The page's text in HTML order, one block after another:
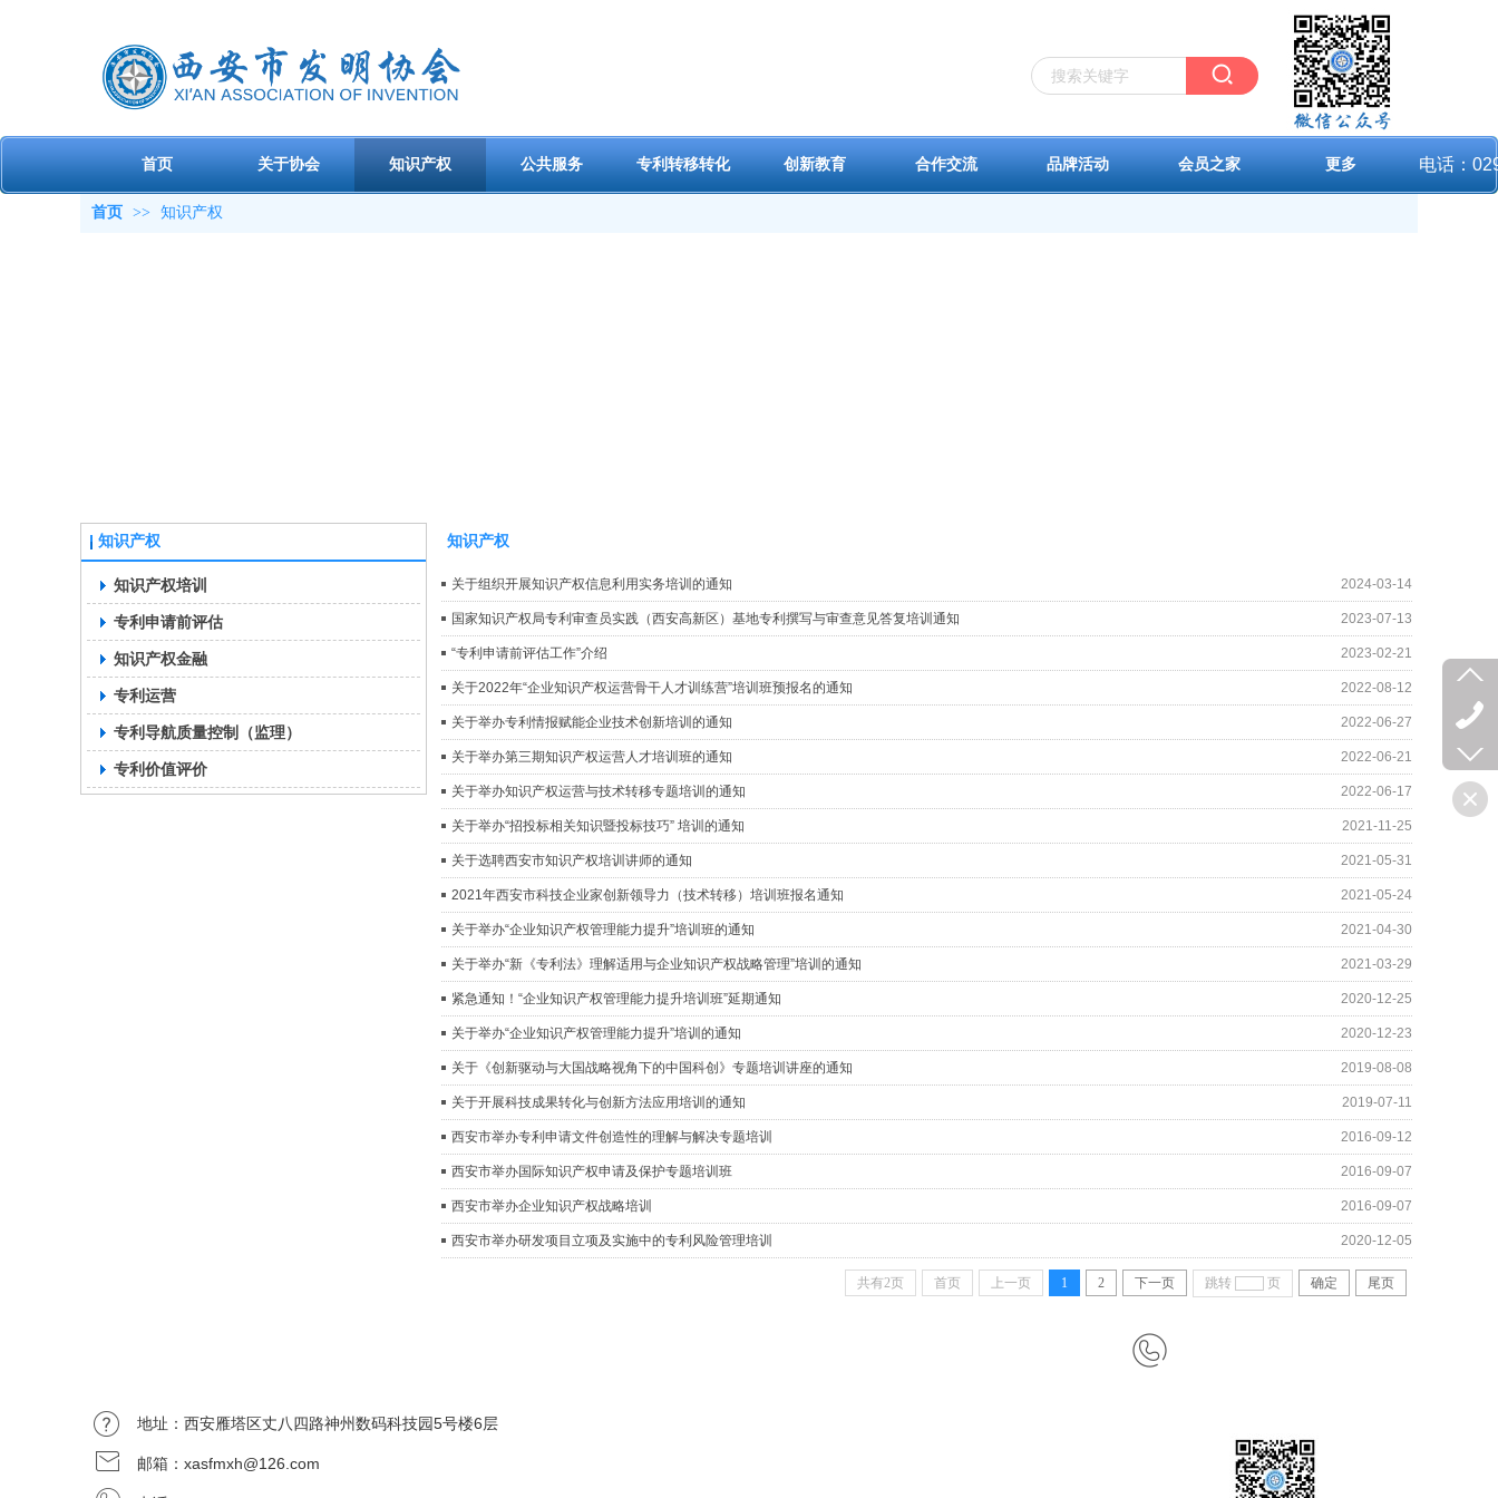
电话：
首页 关于协会 知识产权 公共服务 专利转移转化 创新教育 合作交流 品牌活动 会员之家 更多
首页 >> 知识产权
知识产权
知识产权培训
专利申请前评估
知识产权金融
专利运营
专利导航质量控制（监理）
专利价值评价
知识产权
关于组织开展知识产权信息利用实务培训的通知 2024-03-14
国家知识产权局专利审查员实践（西安高新区）基地专利撰写与审查意见答复培训通知 2023-07-13
“专利申请前评估工作”介绍 2023-02-21
关于2022年“企业知识产权运营骨干人才训练营”培训班预报名的通知 2022-08-12
关于举办专利情报赋能企业技术创新培训的通知 2022-06-27
关于举办第三期知识产权运营人才培训班的通知 2022-06-21
关于举办知识产权运营与技术转移专题培训的通知 2022-06-17
关于举办“招投标相关知识暨投标技巧” 培训的通知 2021-11-25
关于选聘西安市知识产权培训讲师的通知 2021-05-31
2021年西安市科技企业家创新领导力（技术转移）培训班报名通知 2021-05-24
关于举办“企业知识产权管理能力提升”培训班的通知 2021-04-30
关于举办“新《专利法》理解适用与企业知识产权战略管理”培训的通知 2021-03-29
紧急通知！“企业知识产权管理能力提升培训班”延期通知 2020-12-25
关于举办“企业知识产权管理能力提升”培训的通知 2020-12-23
关于《创新驱动与大国战略视角下的中国科创》专题培训讲座的通知 2019-08-08
关于开展科技成果转化与创新方法应用培训的通知 2019-07-11
西安市举办专利申请文件创造性的理解与解决专题培训 2016-09-12
西安市举办国际知识产权申请及保护专题培训班 2016-09-07
西安市举办企业知识产权战略培训 2016-09-07
西安市举办研发项目立项及实施中的专利风险管理培训 2020-12-05
共有2页 首页 上一页 1 2 下一页 跳转 页 确定 尾页
地址：西安雁塔区丈八四路神州数码科技园5号楼6层
邮箱：xasfmxh@126.com